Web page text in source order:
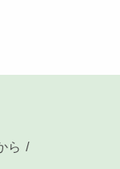
ら /